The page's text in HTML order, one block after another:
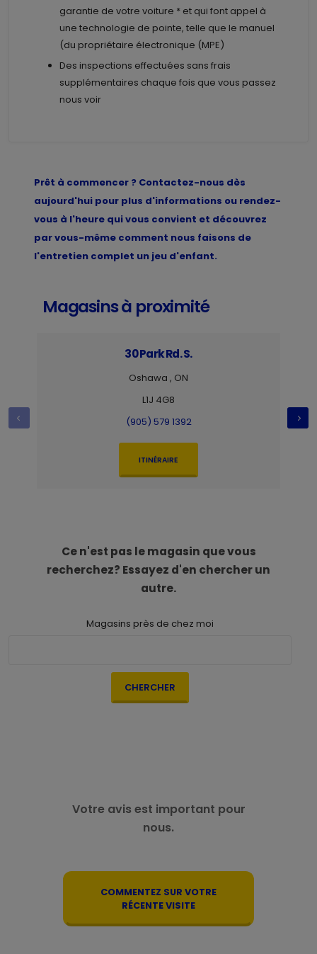
garantie de votre voiture * et qui font appel à
une technologie de pointe, telle que le manuel
(du propriétaire électronique (MPE)
Des inspections effectuées sans frais
supplémentaires chaque fois que vous passez
nous voir
Prêt à commencer ? Contactez-nous dès
aujourd'hui pour plus d'informations ou rendez-
vous à l'heure qui vous convient et découvrez
par vous-même comment nous faisons de
l'entretien complet un jeu d'enfant.
Magasins à proximité
30 Park Rd. S.
Oshawa , ON
L1J 4G8
(905) 579 1392
ITINÉRAIRE
Ce n'est pas le magasin que vous
recherchez? Essayez d'en chercher un
autre.
Magasins près de chez moi
CHERCHER
Votre avis est important pour
nous.
COMMENTEZ SUR VOTRE
RÉCENTE VISITE